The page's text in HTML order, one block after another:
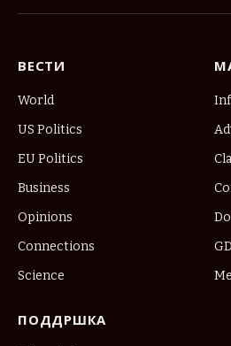
ВЕСТИ
World
US Politics
EU Politics
Business
Opinions
Connections
Science
ПОДДРШКА